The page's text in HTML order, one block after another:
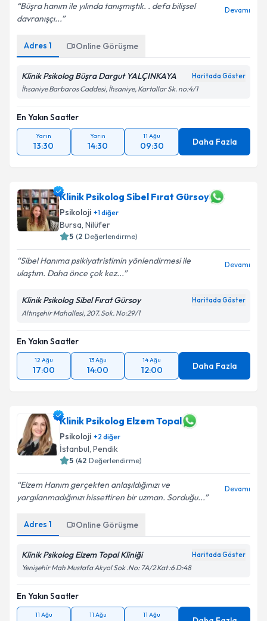
Büşra hanım ile yılında tanışmıştık. . defa bilişsel
davranışçı...
Devamı
Adres 1 Online Görüşme
Klinik Psikolog Büşra Dargut YALÇINKAYA Haritada Göster
İhsaniye Barbaros Caddesi, İhsaniye, Kartallar Sk. no:4/1
En Yakın Saatler
Yarın
13:30
Yarın
14:30
11 Ağu
09:30 Daha Fazla
Klinik Psikolog Sibel Fırat Gürsoy
Psikoloji +1diğer
Bursa, Nilüfer
5 (2 Değerlendirme)
Sibel Hanıma psikiyatristimin yönlendirmesi ile
ulaştım. Daha önce çok kez...
Devamı
Klinik Psikolog Sibel Fırat Gürsoy Haritada Göster
Altınşehir Mahallesi, 207. Sok. No:29/1
En Yakın Saatler
12 Ağu
17:00
13 Ağu
14:00
14 Ağu
12:00 Daha Fazla
Klinik Psikolog Elzem Topal
Psikoloji +2 diğer
İstanbul, Pendik
5 (42 Değerlendirme)
Elzem Hanım gerçekten anlaşıldığınızı ve
yargılanmadığınızı hissettiren bir uzman. Sorduğu...
Devamı
Adres 1 Online Görüşme
Klinik Psikolog Elzem Topal Kliniği Haritada Göster
Yenişehir Mah Mustafa Akyol Sok .No: 7A/2 Kat :6 D:48
En Yakın Saatler
11 Ağu 11 Ağu 11 Ağu